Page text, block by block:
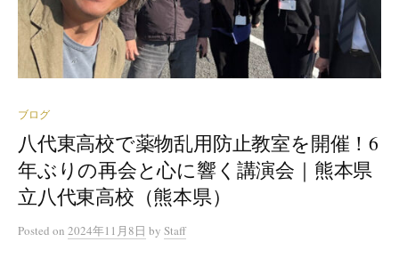
ブログ
八代東高校で薬物乱用防止教室を開催！6
年ぶりの再会と心に響く講演会｜熊本県
立八代東高校（熊本県）
Posted on 2024年11月8日 by Staff